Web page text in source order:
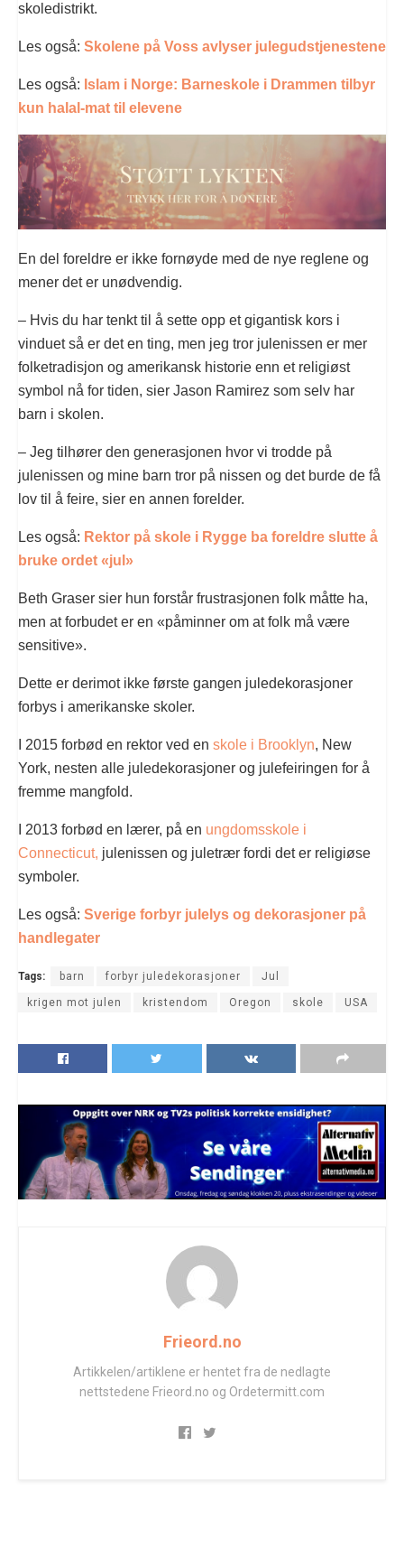
skoledistrikt.
Les også: Skolene på Voss avlyser julegudstjenestene
Les også: Islam i Norge: Barneskole i Drammen tilbyr
kun halal-mat til elevene
En del foreldre er ikke fornøyde med de nye reglene og
mener det er unødvendig.
– Hvis du har tenkt til å sette opp et gigantisk kors i
vinduet så er det en ting, men jeg tror julenissen er mer
folketradisjon og amerikansk historie enn et religiøst
symbol nå for tiden, sier Jason Ramirez som selv har
barn i skolen.
– Jeg tilhører den generasjonen hvor vi trodde på
julenissen og mine barn tror på nissen og det burde de få
lov til å feire, sier en annen forelder.
Les også: Rektor på skole i Rygge ba foreldre slutte å
bruke ordet «jul»
Beth Graser sier hun forstår frustrasjonen folk måtte ha,
men at forbudet er en «påminner om at folk må være
sensitive».
Dette er derimot ikke første gangen juledekorasjoner
forbys i amerikanske skoler.
I 2015 forbød en rektor ved en skole i Brooklyn, New
York, nesten alle juledekorasjoner og julefeiringen for å
fremme mangfold.
I 2013 forbød en lærer, på en ungdomsskole i
Connecticut, julenissen og juletrær fordi det er religiøse
symboler.
Les også: Sverige forbyr julelys og dekorasjoner på
handlegater
Tags: barn forbyr juledekorasjoner Jul
krigen mot julen kristendom Oregon skole USA
Frieord.no
Artikkelen/artiklene er hentet fra de nedlagte
nettstedene Frieord.no og Ordetermitt.com